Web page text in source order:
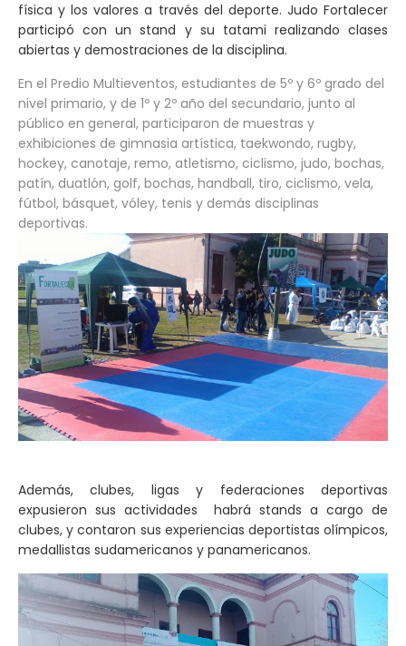
física y los valores a través del deporte. Judo Fortalecer
participó con un stand y su tatami realizando clases
abiertas y demostraciones de la disciplina.
En el Predio Multieventos, estudiantes de 5º y 6º grado del
nivel primario, y de 1º y 2º año del secundario, junto al
público en general, participaron de muestras y
exhibiciones de gimnasia artística, taekwondo, rugby,
hockey, canotaje, remo, atletismo, ciclismo, judo, bochas,
patín, duatlón, golf, bochas, handball, tiro, ciclismo, vela,
fútbol, básquet, vóley, tenis y demás disciplinas
deportivas.
Además, clubes, ligas y federaciones deportivas
expusieron sus actividades habrá stands a cargo de
clubes, y contaron sus experiencias deportistas olímpicos,
medallistas sudamericanos y panamericanos.